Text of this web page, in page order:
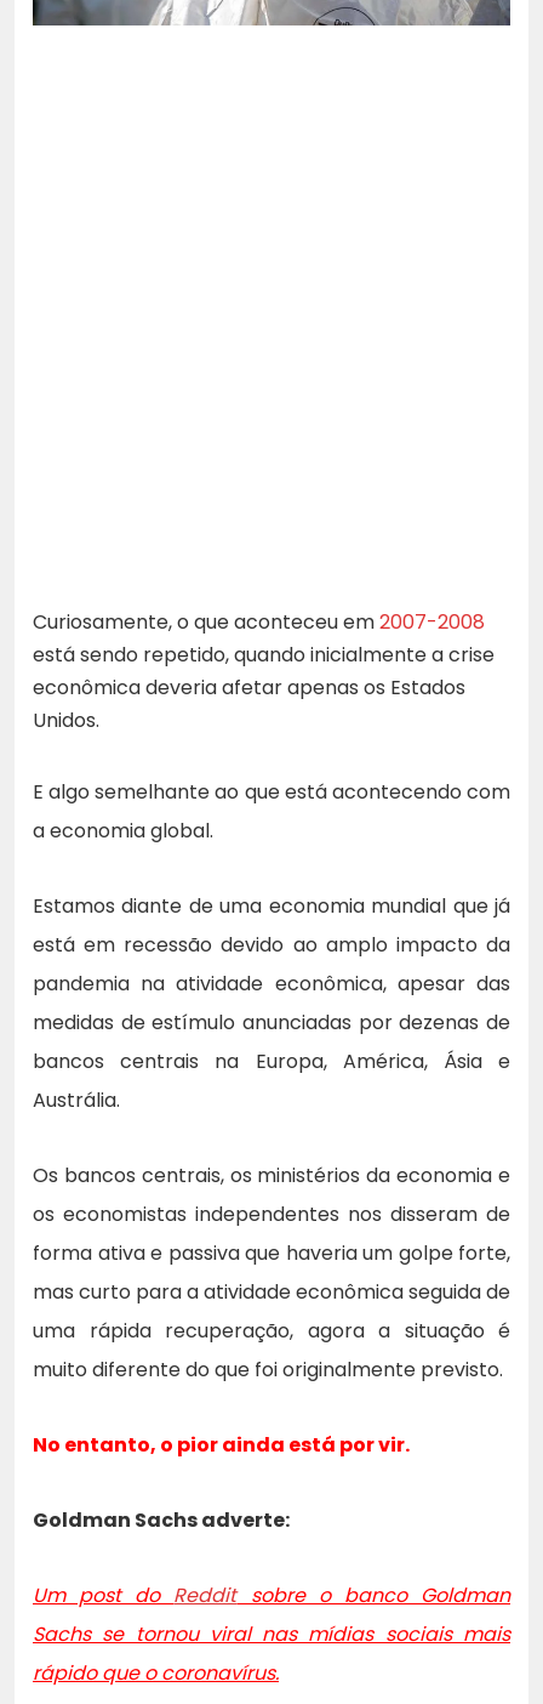
Curiosamente, o que aconteceu em2007-2008
está sendo repetido, quando inicialmente a crise
econômica deveria afetar apenas os Estados
Unidos.
E algo semelhante ao que está acontecendo com
a economia global.
Estamos diante de uma economia mundial que já
está em recessão devido ao amplo impacto da
pandemia na atividade econômica, apesar das
medidas de estímulo anunciadas por dezenas de
bancos centrais na Europa, América, Ásia e
Austrália.
Os bancos centrais, os ministérios da economia e
os economistas independentes nos disseram de
forma ativa e passiva que haveria um golpe forte,
mas curto para a atividade econômica seguida de
uma rápida recuperação, agora a situação é
muito diferente do que foi originalmente previsto.
No entanto, o pior ainda está por vir.
Goldman Sachs adverte:
Um post do Redditsobre o banco Goldman
Sachs se tornou viral nas mídias sociais mais
rápido que o coronavírus.